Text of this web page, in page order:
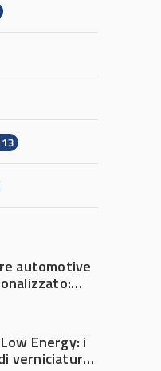
automotive
ingegneria
Energy: i
verniciatura